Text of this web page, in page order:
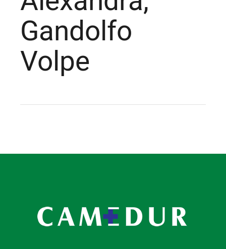
Gandolfo
Volpe